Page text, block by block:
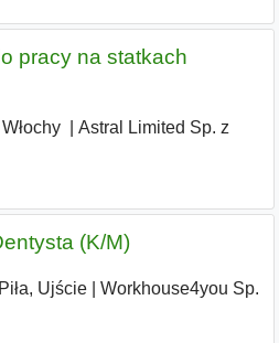
pracy na statkach
Włochy
Astral Limited Sp. z
(K/M)
Piła, Ujście|
Workhouse4you Sp.